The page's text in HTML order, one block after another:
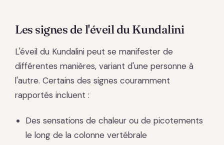
Les signes de l'éveil du Kundalini
L'éveil du Kundalini peut se manifester de
différentes manières, variant d'une personne à
l'autre. Certains des signes couramment
rapportés incluent :
Des sensations de chaleur ou de picotements
le long de la colonne vertébrale